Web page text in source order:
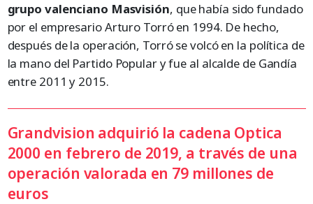
grupo valenciano Masvisión, que había sido fundado
por el empresario Arturo Torró en 1994. De hecho,
después de la operación, Torró se volcó en la política de
la mano del Partido Popular y fue al alcalde de Gandía
entre 2011 y 2015.
Grandvision adquirió la cadena Optica
2000 en febrero de 2019, a través de una
operación valorada en 79 millones de
euros